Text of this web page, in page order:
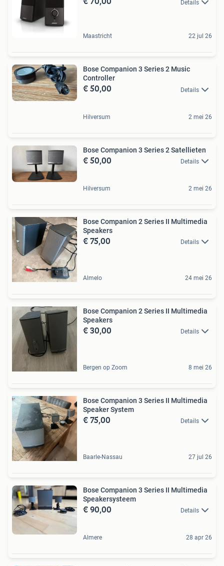
Details
Maastricht 22 jul 26
Bose Companion 3 Series 2 Music
Controller
€ 50,00 Details
Hilversum 2 mei 26
Bose Companion 3 Series 2 Satellieten
€ 50,00 Details
Hilversum 2 mei 26
Bose Companion 2 Series II Multimedia
Speakers
€ 75,00 Details
Almelo 24 mei 26
Bose Companion 2 Series II Multimedia
Speakers
€ 30,00 Details
Bergen op Zoom 8 mei 26
Bose Companion 3 Series II Multimedia
Speaker System
€ 75,00 Details
Baarle-Nassau 27 jul 26
Bose Companion 3 Series II Multimedia
Speakersysteem
€ 90,00 Details
Almere 28 apr 26